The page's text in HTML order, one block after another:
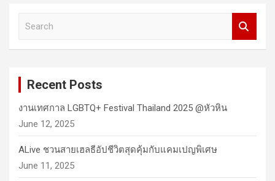
Recent Posts
งานเทศกาล LGBTQ+ Festival Thailand 2025 @หัวหิน
June 12, 2025
ALive ชวนสายเฮลธีอัปชีวิตสุดคุ้มกับแคมเปญพิเศษ
June 11, 2025